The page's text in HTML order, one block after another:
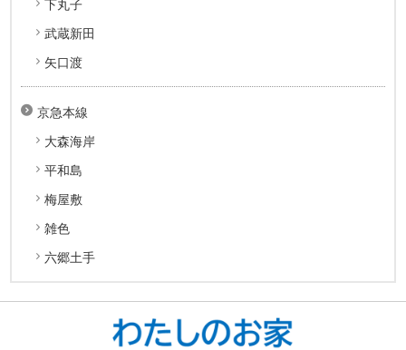
下丸子
武蔵新田
矢口渡
京急本線
大森海岸
平和島
梅屋敷
雑色
六郷土手